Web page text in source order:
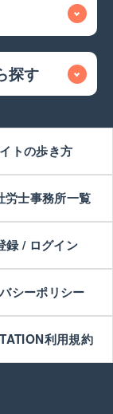
探す
トの歩き方
労士事務所一覧
録 / ログイン
シーポリシー
利用規約